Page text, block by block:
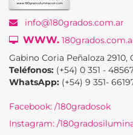
info@180grados.com.ar
WWW.
Gabino Coria Peñaloza
Teléfonos: (+54) 0 351 -
WhatsApp: (+54) 9 351-
Facebook: /180gradosok
Instagram: /